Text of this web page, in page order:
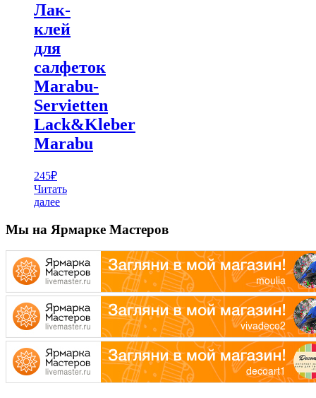
Лак-
клей
для
салфеток
Marabu-
Servietten
Lack&Kleber
Marabu
245₽
Читать
далее
Мы на Ярмарке Мастеров